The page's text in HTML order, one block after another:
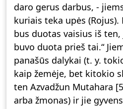
daro gerus darbus, -
kuriais teka upės
bus duotas vaisius iš ten,
buvo duota prieš tai.“
panašūs dalykai (t. y.
kaip žemėje, bet kitokio
ten Azvadžun Mutahara
arba žmonas) ir jie